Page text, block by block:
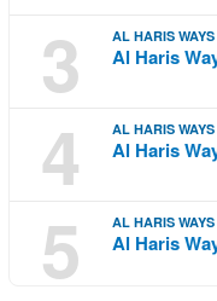
3
AL HARIS WAYS
Al Haris
4 AL HARIS WAYS
Al Haris
5 AL HARIS WAYS
Al Haris